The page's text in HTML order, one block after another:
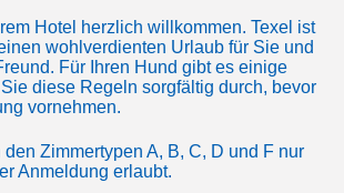
Hotel herzlich willkommen. Texel ist
wohlverdienten Urlaub für Sie und
Für Ihren Hund gibt es einige
diese Regeln sorgfältig durch, bevor
vornehmen.
Zimmertypen A, B, C, D und F nur
Anmeldung erlaubt.